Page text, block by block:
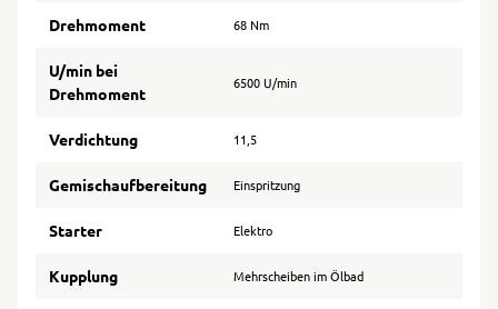
Drehmoment 68 Nm
U/min bei
Drehmoment
6500 U/min
Verdichtung 11,5
Gemischaufbereitung Einspritzung
Starter Elektro
Kupplung Mehrscheiben im Ölbad